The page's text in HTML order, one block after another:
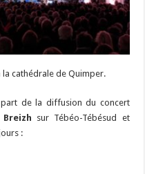
la cathédrale de Quimper.
de la diffusion du concert
sur Tébéo-Tébésud et
: